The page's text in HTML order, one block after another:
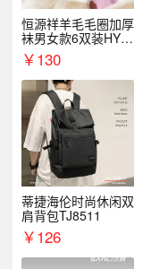
恒源祥羊毛毛圈加厚
袜男女款6双装HYX
068WZ
￥130
蒂捷海伦时尚休闲双
肩背包TJ8511
￥126